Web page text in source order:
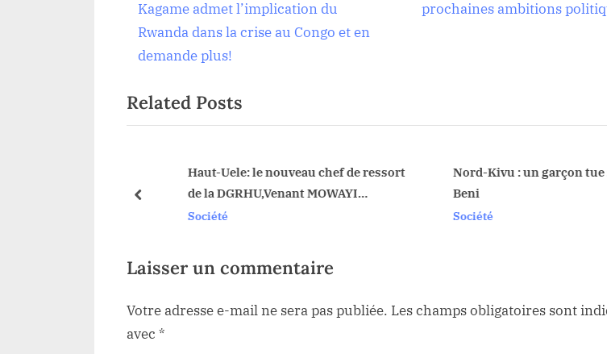
de
l’article
r
e
v
o
u
o
:
Kagame admet l’implication du
Rwanda dans la crise au Congo et en
demande plus!
s
prochaines ambitions
Related Posts
Haut-Uele: le nouveau chef de ressort
de la DGRHU,Venant MOWAYI
KODONGO pour une maximisation
Société
Nord-Kivu : un garçon tue sa
Société
prev
Laisser un commentaire
Votre adresse e-mail ne sera pas publiée. Les champs obligatoires sont
avec *